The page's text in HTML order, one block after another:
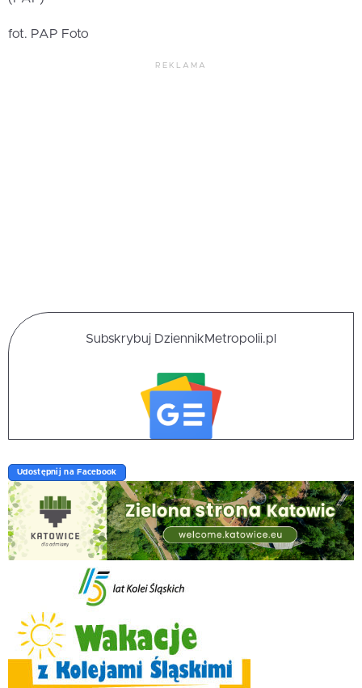
fot. PAP Foto
REKLAMA
Subskrybuj DziennikMetropolii.pl
Udostępnij na Facebook